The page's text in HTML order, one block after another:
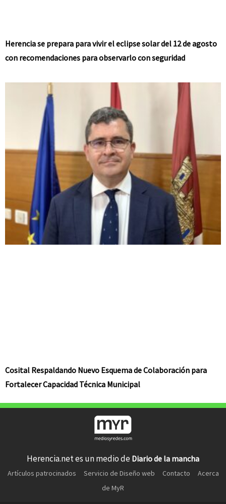
Herencia se prepara para vivir el eclipse solar del 12 de agosto
con recomendaciones para observarlo con seguridad
Cosital Respaldando Nuevo Esquema de Colaboración para
Fortalecer Capacidad Técnica Municipal
Herencia.net es un medio de Diario de la mancha
Artículos patrocinados Servicio de Diseño web Contacto
Acerca
de MyR